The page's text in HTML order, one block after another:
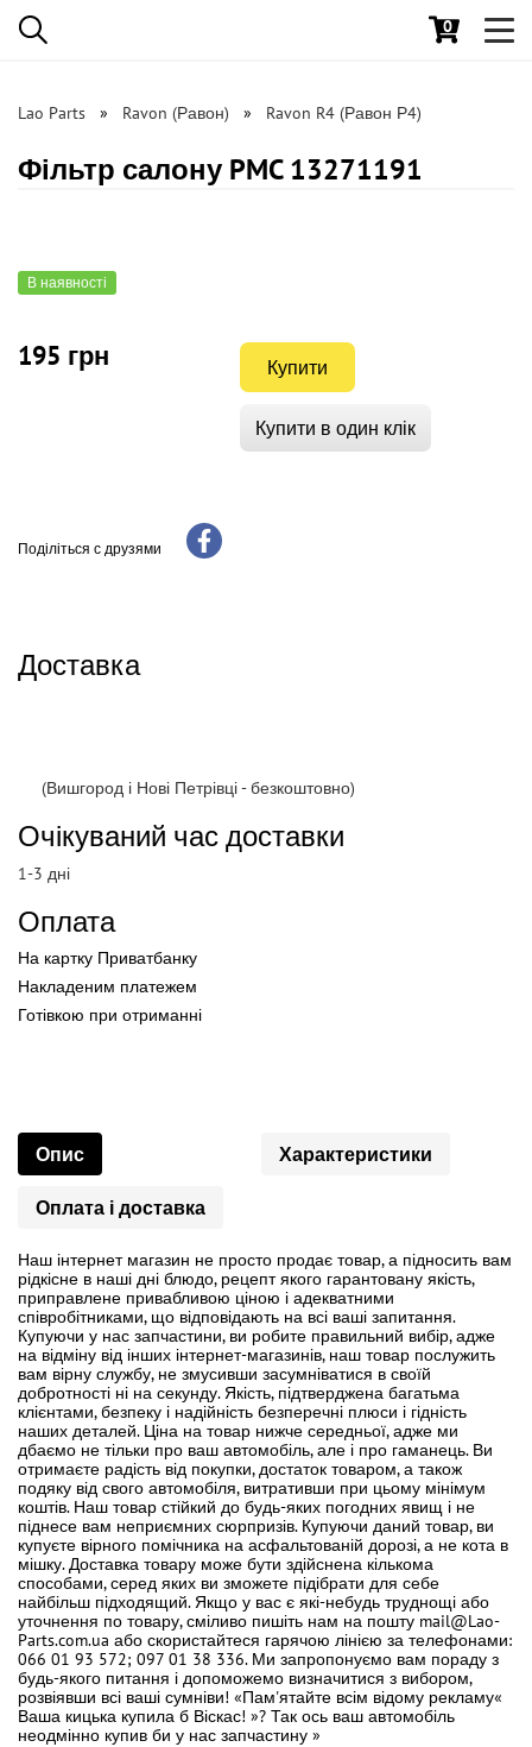
0
Lao Parts Ravon (Равон) Ravon R4 (Равон Р4)
Фільтр салону PMC 13271191
В наявності
195 грн Купити
Купити в один клік
Поділіться с друзями
Доставка
(Вишгород і Нові Петрівці - безкоштовно)
Очікуваний час доставки
1-3 дні
Оплата
На картку Приватбанку
Накладеним платежем
Готівкою при отриманні
Опис Характеристики
Оплата і доставка
Наш інтернет магазин не просто продає товар, а підносить вам
рідкісне в наші дні блюдо, рецепт якого гарантовану якість,
приправлене привабливою ціною і адекватними
співробітниками, що відповідають на всі ваші запитання.
Купуючи у нас запчастини, ви робите правильний вибір, адже
на відміну від інших інтернет-магазинів, наш товар послужить
вам вірну службу, не змусивши засумніватися в своїй
добротності ні на секунду. Якість, підтверджена багатьма
клієнтами, безпеку і надійність безперечні плюси і гідність
наших деталей. Ціна на товар нижче середньої, адже ми
дбаємо не тільки про ваш автомобіль, але і про гаманець. Ви
отримаєте радість від покупки, достаток товаром, а також
подяку від свого автомобіля, витративши при цьому мінімум
коштів. Наш товар стійкий до будь-яких погодних явищ і не
піднесе вам неприємних сюрпризів. Купуючи даний товар, ви
купуєте вірного помічника на асфальтованій дорозі, а не кота в
мішку. Доставка товару може бути здійснена кількома
способами, серед яких ви зможете підібрати для себе
найбільш підходящий. Якщо у вас є які-небудь труднощі або
уточнення по товару, сміливо пишіть нам на пошту mail@Lao-
Parts.com.ua або скористайтеся гарячою лінією за телефонами:
066 01 93 572; 097 01 38 336. Ми запропонуємо вам пораду з
будь-якого питання і допоможемо визначитися з вибором,
розвіявши всі ваші сумніви! «Пам'ятайте всім відому рекламу«
Ваша кицька купила б Віскас! »? Так ось ваш автомобіль
неодмінно купив би у нас запчастину »